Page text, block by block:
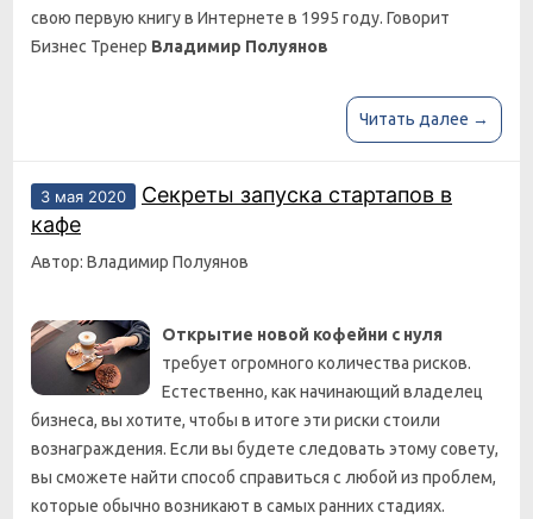
свою первую книгу в Интернете в 1995 году. Говорит
Бизнес Тренер Владимир Полуянов
Читать далее →
3 мая 2020
Секреты запуска стартапов в
кафе
Автор: Владимир Полуянов
Открытие новой кофейни с нуля
требует огромного количества рисков.
Естественно, как начинающий владелец
бизнеса, вы хотите, чтобы в итоге эти риски стоили
вознаграждения. Если вы будете следовать этому совету,
вы сможете найти способ справиться с любой из проблем,
которые обычно возникают в самых ранних стадиях.